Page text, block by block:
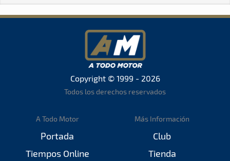
Copyright © 1999 - 2026
Todos los derechos reservados
A Todo Motor
Portada
Tiempos Online
Más Información
Club
Tienda